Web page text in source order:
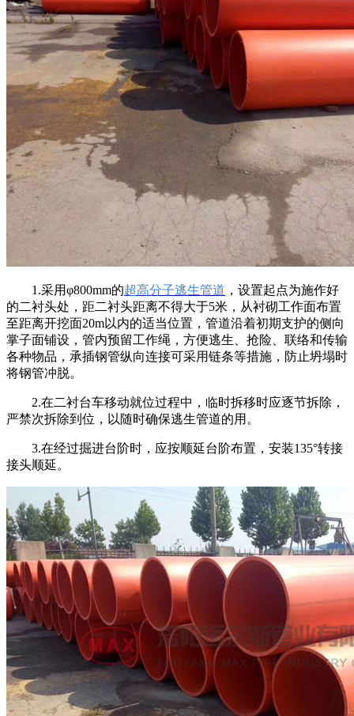
1.采用φ800mm的超高分子逃生管道 ，设置起点为施作好
的二衬头处，距二衬头距离不得大于5米，从衬砌工作面布置
至距离开挖面20m以内的适当位置，管道沿着初期支护的侧向
掌子面铺设，管内预留工作绳，方便逃生、抢险、联络和传输
各种物品，承插钢管纵向连接可采用链条等措施，防止坍塌时
将钢管冲脱。
2.在二衬台车移动就位过程中，临时拆移时应逐节拆除，
严禁次拆除到位，以随时确保逃生管道的用。
3.在经过掘进台阶时，应按顺延台阶布置，安装135°转接
接头顺延。